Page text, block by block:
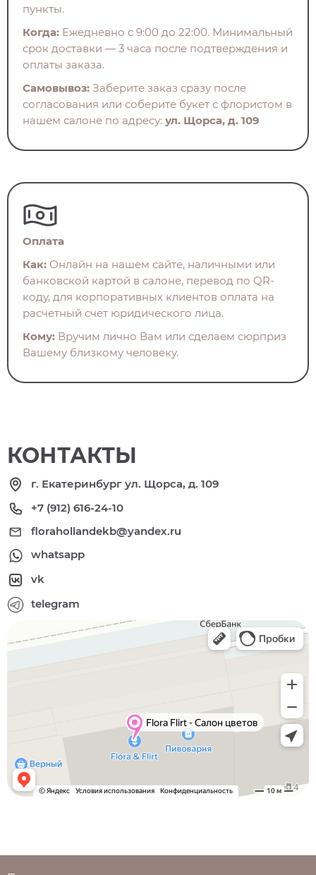
пункты.
Когда: Ежедневно с 9:00 до 22:00. Минимальный
срок доставки — 3 часа после подтверждения и
оплаты заказа.
Самовывоз: Заберите заказ сразу после
согласования или соберите букет с флористом в
нашем салоне по адресу: ул. Щорса, д. 109
Оплата
Как: Онлайн на нашем сайте, наличными или
банковской картой в салоне, перевод по QR-
коду, для корпоративных клиентов оплата на
расчетный счет юридического лица.
Кому: Вручим лично Вам или сделаем сюрприз
Вашему близкому человеку.
КОНТАКТЫ
г. Екатеринбург ул. Щорса, д. 109
+7 (912) 616-24-10
florahollandekb@yandex.ru
whatsapp
vk
telegram